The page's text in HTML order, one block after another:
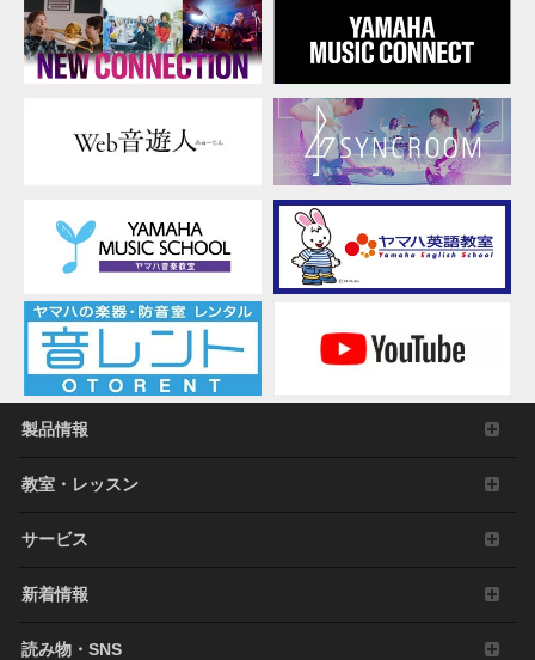
ニ
ッ
ト
RSC2
シ
リ
ー
ズ
製品情報
教室・レッスン
サービス
新着情報
読み物・SNS